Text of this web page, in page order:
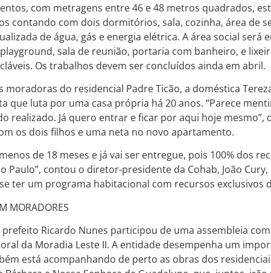
com metragens entre 46 e 48 metros quadrados,
contando com dois dormitórios, sala, cozinha, área de
de água, gás e energia elétrica. A área social será
sala de reunião, portaria com banheiro, e
Os trabalhos devem ser concluídos ainda em abril.
moradoras do residencial Padre Ticão, a doméstica
que luta por uma casa própria há 20 anos. “Parece
realizado. Já quero entrar e ficar por aqui hoje mesmo”,
os dois filhos e uma neta no novo apartamento.
de 18 meses e já vai ser entregue, pois 100% dos
Paulo”, contou o diretor-presidente da Cohab, João
ter um programa habitacional com recursos exclusivos
MORADORES
prefeito Ricardo Nunes participou de uma assembleia
da Moradia Leste II. A entidade desempenha um
está acompanhando de perto as obras dos